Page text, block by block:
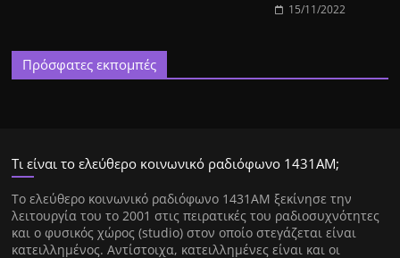
15/11/2022
Πρόσφατες εκπομπές
Τι είναι το ελεύθερο κοινωνικό ραδιόφωνο 1431ΑΜ;
Tο ελεύθερο κοινωνικό ραδιόφωνο 1431AM ξεκίνησε την
λειτουργία του το 2001 στις πειρατικές του ραδιοσυχνότητες
και ο φυσικός χώρος (studio) στον οποίο στεγάζεται είναι
κατειλλημένος. Αντίστοιχα, κατειλλημένες είναι και οι